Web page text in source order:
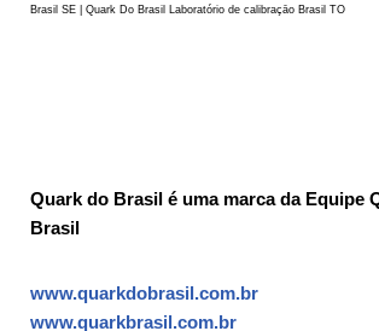
Brasil SE | Quark Do Brasil Laboratório de calibraçāo Brasil TO
Quark do Brasil é uma marca da Equipe
Brasil
www.quarkdobrasil.com.br
www.quarkbrasil.com.br